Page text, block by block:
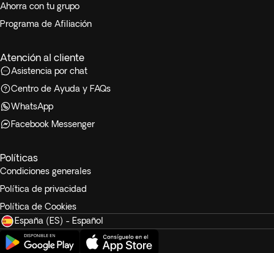
Ahorra con tu grupo
Programa de Afiliación
Atención al cliente
Asistencia por chat
Centro de Ayuda y FAQs
WhatsApp
Facebook Messenger
Políticas
Condiciones generales
Política de privacidad
Política de Cookies
España (ES) - Español